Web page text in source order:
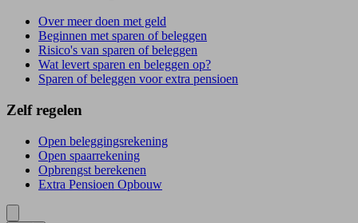
Over meer doen met geld
Beginnen met sparen of beleggen
Risico's van sparen of beleggen
Wat levert sparen en beleggen op?
Sparen of beleggen voor extra pensioen
Zelf regelen
Open beleggingsrekening
Open spaarrekening
Opbrengst berekenen
Extra Pensioen Opbouw